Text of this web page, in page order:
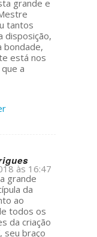
grande e
tantos
disposição,
bondade,
está nos
a
às 16:47
grande
da
ao
todos os
da criação
seu braço